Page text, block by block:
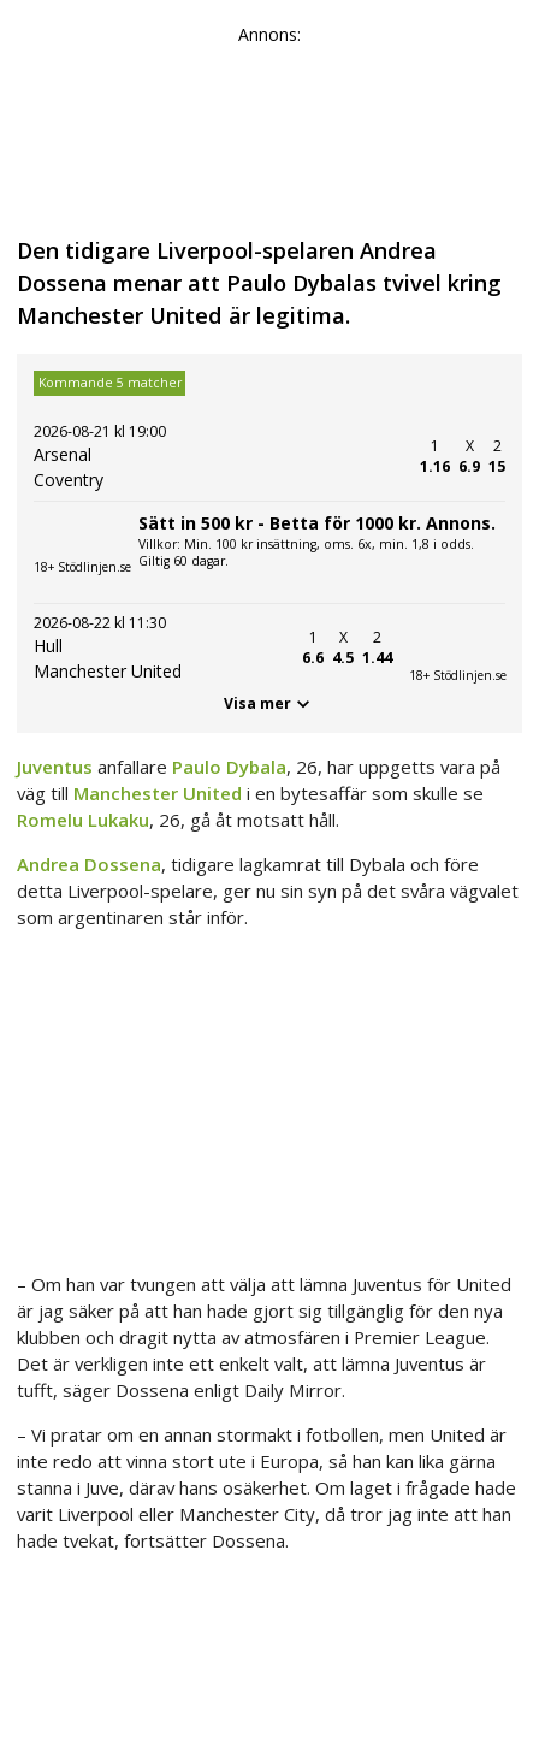
Annons:
Den tidigare Liverpool-spelaren Andrea
Dossena menar att Paulo Dybalas tvivel kring
Manchester United är legitima.
Kommande 5 matcher
2026-08-21 kl 19:00
Arsenal
Coventry
1
1.16
X
6.9
2
15
18+ Stödlinjen.se
Sätt in 500 kr - Betta för 1000 kr. Annons.
Villkor: Min. 100 kr insättning, oms. 6x, min. 1,8 i odds.
Giltig 60 dagar.
2026-08-22 kl 11:30
Hull
Manchester United
1
6.6
X
4.5
2
1.44
18+ Stödlinjen.se
Visa mer
Juventus anfallare Paulo Dybala, 26, har uppgetts vara på
väg till Manchester United i en bytesaffär som skulle se
Romelu Lukaku, 26, gå åt motsatt håll.
Andrea Dossena, tidigare lagkamrat till Dybala och före
detta Liverpool-spelare, ger nu sin syn på det svåra vägvalet
som argentinaren står inför.
– Om han var tvungen att välja att lämna Juventus för United
är jag säker på att han hade gjort sig tillgänglig för den nya
klubben och dragit nytta av atmosfären i Premier League.
Det är verkligen inte ett enkelt valt, att lämna Juventus är
tufft, säger Dossena enligt Daily Mirror.
– Vi pratar om en annan stormakt i fotbollen, men United är
inte redo att vinna stort ute i Europa, så han kan lika gärna
stanna i Juve, därav hans osäkerhet. Om laget i frågade hade
varit Liverpool eller Manchester City, då tror jag inte att han
hade tvekat, fortsätter Dossena.